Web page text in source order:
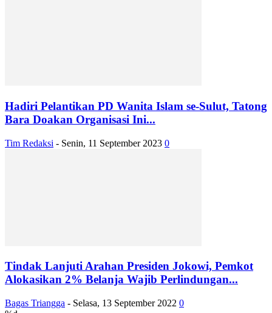
Hadiri Pelantikan PD Wanita Islam se-Sulut, Tatong
Bara Doakan Organisasi Ini...
Tim Redaksi - Senin, 11 September 2023 0
Tindak Lanjuti Arahan Presiden Jokowi, Pemkot
Alokasikan 2% Belanja Wajib Perlindungan...
Bagas Triangga - Selasa, 13 September 2022 0